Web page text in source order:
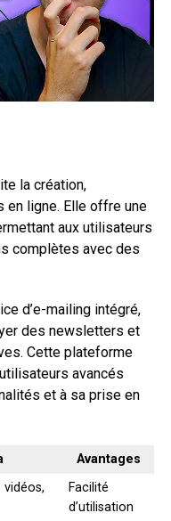
la création,
en ligne. Elle offre une
aux utilisateurs
complètes avec des
d’e-mailing intégré,
des newsletters et
Cette plateforme
avancés
et à sa prise en
Avantages
Facilité
d’utilisation